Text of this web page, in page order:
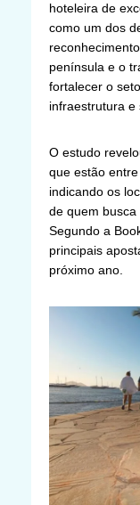
hoteleira de
como um dos
península e o
fortalecer o
infraestrutura e
O estudo
que estão
indicando os
de quem busca
Segundo a
principais
próximo ano.